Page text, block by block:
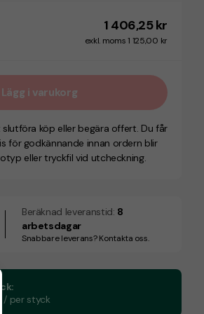
1 406,25 kr
exkl. moms 1 125,00 kr
Lägg i varukorg
slutföra köp eller begära offert. Du får
för godkännande innan ordern blir
eller tryckfil vid utcheckning.
Beräknad leveranstid: 8
arbetsdagar
Snabbare leverans? Kontakta oss.
/ per styck